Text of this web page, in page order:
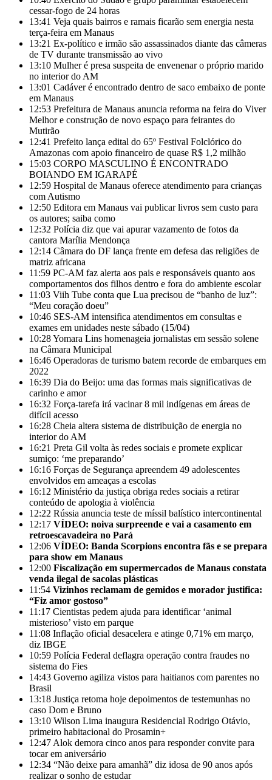
cessar-fogo de 24 horas
13:41 Veja quais bairros e ramais ficarão sem energia nesta
terça-feira em Manaus
13:21 Ex-político e irmão são assassinados diante das câmeras
de TV durante transmissão ao vivo
13:10 Mulher é presa suspeita de envenenar o próprio marido
no interior do AM
13:01 Cadáver é encontrado dentro de saco embaixo de ponte
em Manaus
12:53 Prefeitura de Manaus anuncia reforma na feira do Viver
Melhor e construção de novo espaço para feirantes do
Mutirão
12:41 Prefeito lança edital do 65º Festival Folclórico do
Amazonas com apoio financeiro de quase R$ 1,2 milhão
15:03 CORPO MASCULINO É ENCONTRADO
BOIANDO EM IGARAPÉ
12:59 Hospital de Manaus oferece atendimento para crianças
com Autismo
12:50 Editora em Manaus vai publicar livros sem custo para
os autores; saiba como
12:32 Polícia diz que vai apurar vazamento de fotos da
cantora Marília Mendonça
12:14 Câmara do DF lança frente em defesa das religiões de
matriz africana
11:59 PC-AM faz alerta aos pais e responsáveis quanto aos
comportamentos dos filhos dentro e fora do ambiente escolar
11:03 Viih Tube conta que Lua precisou de “banho de luz”:
“Meu coração doeu”
10:46 SES-AM intensifica atendimentos em consultas e
exames em unidades neste sábado (15/04)
10:28Yomara Lins homenageia jornalistas em sessão solene
na Câmara Municipal
16:46 Operadoras de turismo batem recorde de embarques em
2022
16:39 Dia do Beijo: uma das formas mais significativas de
carinho e amor
16:32 Força-tarefa irá vacinar 8 mil indígenas em áreas de
difícil acesso
16:28 Cheia altera sistema de distribuição de energia no
interior do AM
16:21 Preta Gil volta às redes sociais e promete explicar
sumiço: ‘me preparando’
16:16 Forças de Segurança apreendem 49 adolescentes
envolvidos em ameaças a escolas
16:12 Ministério da justiça obriga redes sociais a retirar
conteúdo de apologia à violência
12:22 Rússia anuncia teste de míssil balístico intercontinental
12:17 VÍDEO: noiva surpreende e vai a casamento em
retroescavadeira no Pará
12:06 VÍDEO: Banda Scorpions encontra fãs e se prepara
para show em Manaus
12:00 Fiscalização em supermercados de Manaus constata
venda ilegal de sacolas plásticas
11:54 Vizinhos reclamam de gemidos e morador justifica:
“Fiz amor gostoso”
11:17 Cientistas pedem ajuda para identificar ‘animal
misterioso’ visto em parque
11:08 Inflação oficial desacelera e atinge 0,71% em março,
diz IBGE
10:59 Polícia Federal deflagra operação contra fraudes no
sistema do Fies
14:43 Governo agiliza vistos para haitianos com parentes no
Brasil
13:18 Justiça retoma hoje depoimentos de testemunhas no
caso Dom e Bruno
13:10 Wilson Lima inaugura Residencial Rodrigo Otávio,
primeiro habitacional do Prosamin+
12:47 Alok demora cinco anos para responder convite para
tocar em aniversário
12:34 “Não deixe para amanhã” diz idosa de 90 anos após
realizar o sonho de estudar